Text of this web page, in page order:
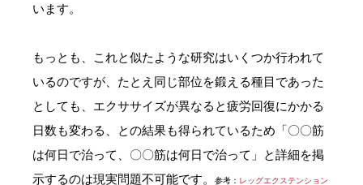
います。
もっとも、これと似たような研究はいくつか行われて
いるのですが、たとえ同じ部位を鍛える種目であった
としても、エクササイズが異なると疲労回復にかかる
日数も変わる、との結果も得られているため「〇〇筋
は何日で治って、〇〇筋は何日で治って」と詳細を掲
示するのは現実問題不可能です。
参考： レッグエクステンション